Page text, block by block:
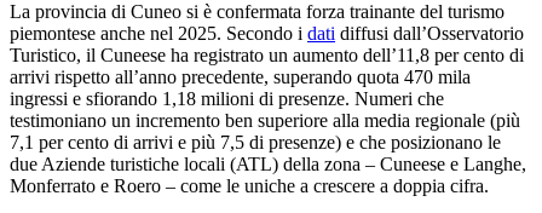
La provincia di Cuneo si è confermata forza trainante del turismo
piemontese anche nel 2025. Secondo i dati diffusi dall’Osservatorio
Turistico, il Cuneese ha registrato un aumento dell’11,8 per cento di
arrivi rispetto all’anno precedente, superando quota 470 mila
ingressi e sfiorando 1,18 milioni di presenze. Numeri che
testimoniano un incremento ben superiore alla media regionale (più
7,1 per cento di arrivi e più 7,5 di presenze) e che posizionano le
due Aziende turistiche locali (ATL) della zona – Cuneese e Langhe,
Monferrato e Roero – come le uniche a crescere a doppia cifra.